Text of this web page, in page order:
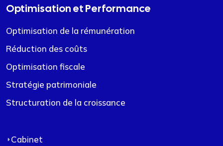
Optimisation et Performance
Optimisation de la rémunération
Réduction des coûts
Optimisation fiscale
Stratégie patrimoniale
Structuration de la croissance
Cabinet